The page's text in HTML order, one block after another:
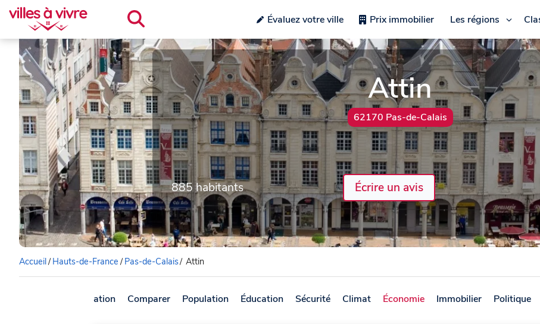
Évaluez votre ville Prix immobilier Les régions
Attin
62170 Pas-de-Calais
885 habitants Écrire un avis
Accueil/ Hauts-de-France/ Pas-de-Calais/ Attin
Présentation Comparer Population Éducation Sécurité Climat Économie Immobilier Politique